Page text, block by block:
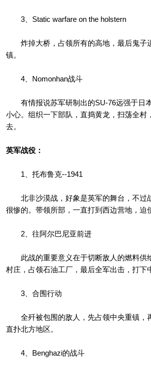
3、Static warfare on the holstern
炸掉大桥，占领所有的高地，最后鬼子
镇。
4、Nomonhan战斗
有情报说苏军研制出的SU-76远强于日
小心。组织一下部队，直捣黄龙，扫荡全村
去。
英军战役：
1、托布鲁克--1941
北非沙漠战，好象是英军的舞台，不过
很惨的。带领所部，一直打到西边营地，迫
2、往阿尔巴尼亚前进
此战的重要意义在于切断敌人的燃料供
村庄，占领石油工厂，最后全军出击，打下
3、合围行动
全歼被包围的敌人，先占领中央重镇，
直扑北方地区。
4、Benghazi的战斗